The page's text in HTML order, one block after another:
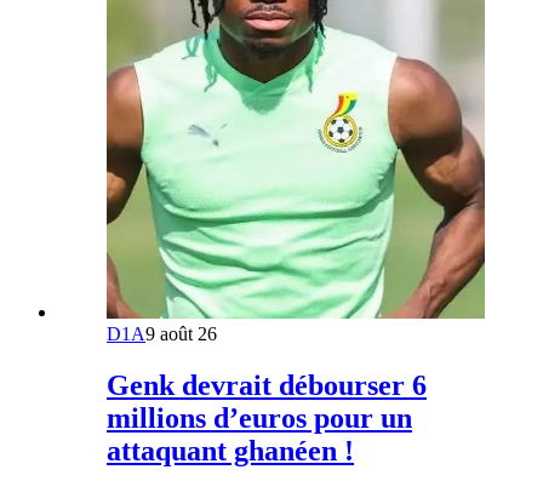
D1A9 août 26
Genk devrait débourser 6
millions d’euros pour un
attaquant ghanéen !